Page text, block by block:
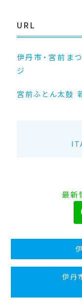
URL
伊丹市・宮前ま
ジ
宮前ふとん太鼓
最新
伊丹